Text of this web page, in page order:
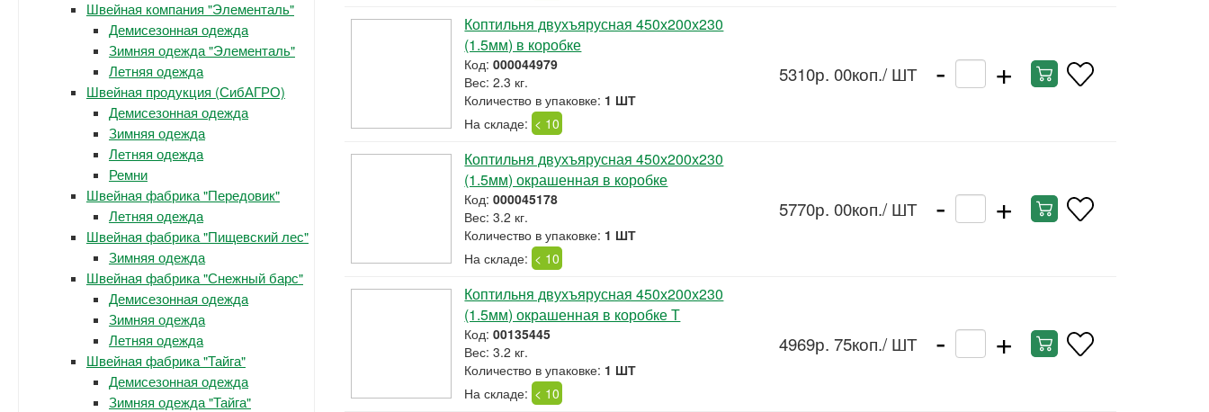
Швейная компания "Элементаль"
Демисезонная одежда
Зимняя одежда "Элементаль"
Летняя одежда
Швейная продукция (СибАГРО)
Демисезонная одежда
Зимняя одежда
Летняя одежда
Ремни
Швейная фабрика "Передовик"
Летняя одежда
Швейная фабрика "Пищевский лес"
Зимняя одежда
Швейная фабрика "Снежный барс"
Демисезонная одежда
Зимняя одежда
Летняя одежда
Швейная фабрика "Тайга"
Демисезонная одежда
Зимняя одежда "Тайга"
Коптильня двухъярусная 450х200х230
(1.5мм) в коробке
Код:000044979
Вес: 2.3 кг.
Количество в упаковке: 1 ШТ
На складе: < 10
5310р. 00коп./ ШТ - +
Коптильня двухъярусная 450х200х230
(1.5мм) окрашенная в коробке
Код:000045178
Вес: 3.2 кг.
Количество в упаковке: 1 ШТ
На складе: < 10
5770р. 00коп./ ШТ - +
Коптильня двухъярусная 450х200х230
(1.5мм) окрашенная в коробке Т
Код:00135445
Вес: 3.2 кг.
Количество в упаковке: 1 ШТ
На складе: < 10
4969р. 75коп./ ШТ - +